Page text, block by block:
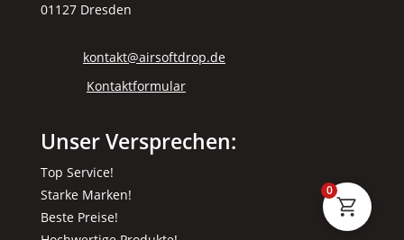
01127 Dresden
kontakt@airsoftdrop.de
Kontaktformular
Unser Versprechen:
Top Service!
Starke Marken!
Beste Preise!
0